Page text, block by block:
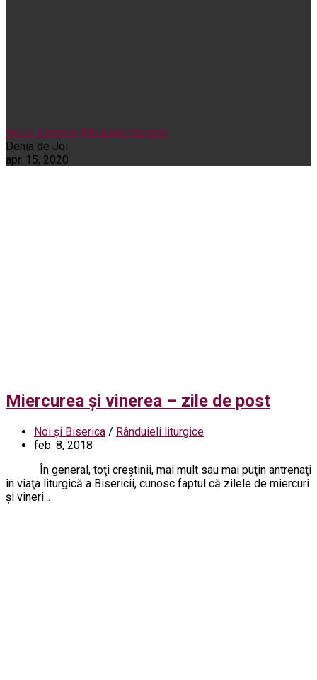
Noi și Biserica Rânduieli liturgice
Denia de Joi
apr. 15, 2020
Miercurea şi vinerea – zile de post
Noi și Biserica / Rânduieli liturgice
feb. 8, 2018
În general, toţi creştinii, mai mult sau mai puţin antrenaţi
în viaţa liturgică a Bisericii, cunosc faptul că zilele de miercuri
şi vineri...